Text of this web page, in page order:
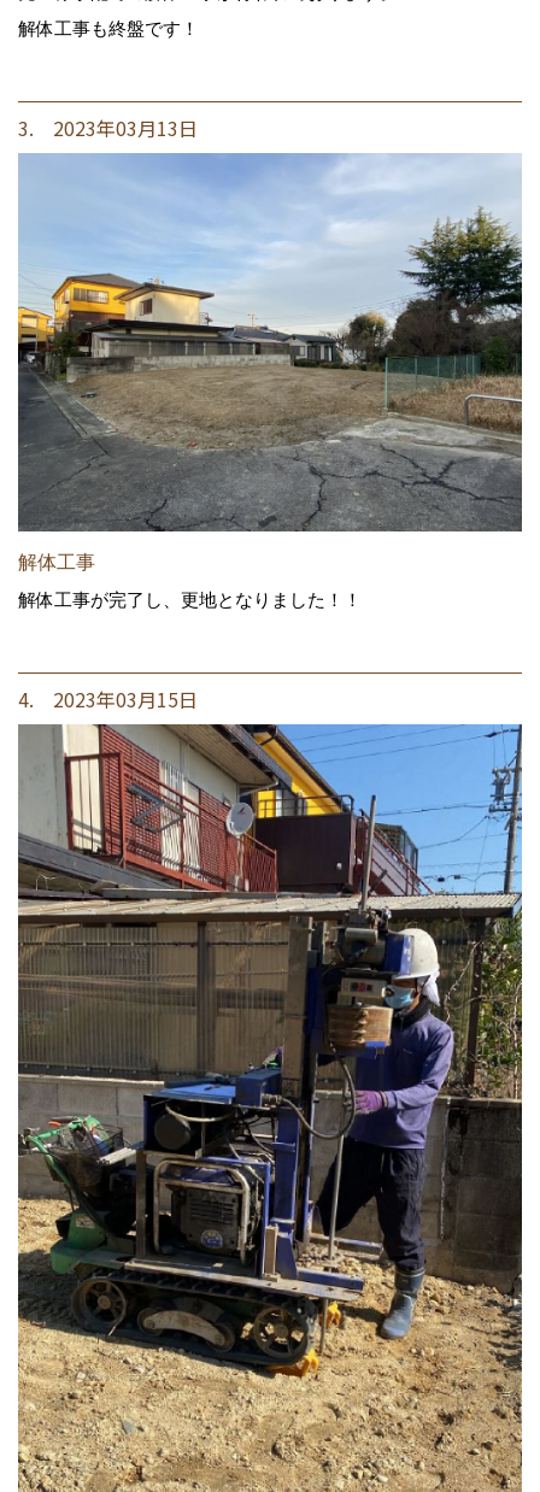
解体工事も終盤です！
3. 2023年03月13日
解体工事
解体工事が完了し、更地となりました！！
4. 2023年03月15日